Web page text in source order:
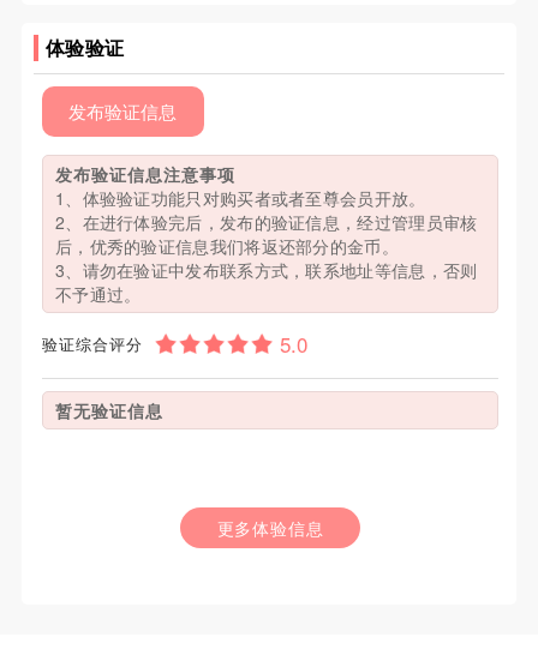
体验验证
发布验证信息
发布验证信息注意事项
1、体验验证功能只对购买者或者至尊会员开放。
2、在进行体验完后，发布的验证信息，经过管理员审核
后，优秀的验证信息我们将返还部分的金币。
3、请勿在验证中发布联系方式，联系地址等信息，否则
不予通过。
验证综合评分
暂无验证信息
更多体验信息